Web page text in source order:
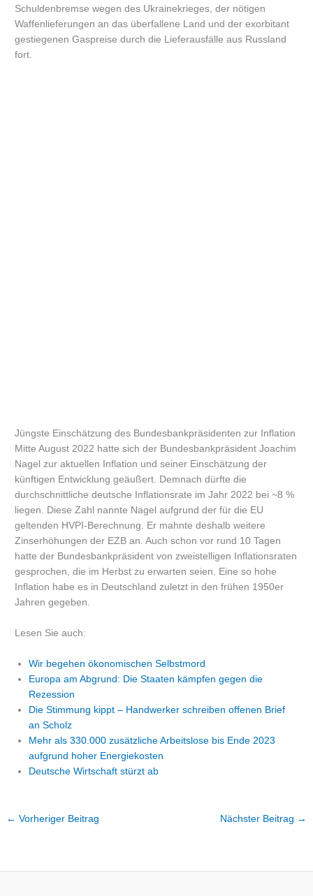
Schuldenbremse wegen des Ukrainekrieges, der nötigen
Waffenlieferungen an das überfallene Land und der exorbitant
gestiegenen Gaspreise durch die Lieferausfälle aus Russland
fort.
Jüngste Einschätzung des Bundesbankpräsidenten zur Inflation
Mitte August 2022 hatte sich der Bundesbankpräsident Joachim
Nagel zur aktuellen Inflation und seiner Einschätzung der
künftigen Entwicklung geäußert. Demnach dürfte die
durchschnittliche deutsche Inflationsrate im Jahr 2022 bei ~8 %
liegen. Diese Zahl nannte Nagel aufgrund der für die EU
geltenden HVPI-Berechnung. Er mahnte deshalb weitere
Zinserhöhungen der EZB an. Auch schon vor rund 10 Tagen
hatte der Bundesbankpräsident von zweistelligen Inflationsraten
gesprochen, die im Herbst zu erwarten seien. Eine so hohe
Inflation habe es in Deutschland zuletzt in den frühen 1950er
Jahren gegeben.
Lesen Sie auch:
Wir begehen ökonomischen Selbstmord
Europa am Abgrund: Die Staaten kämpfen gegen die
Rezession
Die Stimmung kippt – Handwerker schreiben offenen Brief
an Scholz
Mehr als 330.000 zusätzliche Arbeitslose bis Ende 2023
aufgrund hoher Energiekosten
Deutsche Wirtschaft stürzt ab
← Vorheriger Beitrag Nächster Beitrag →